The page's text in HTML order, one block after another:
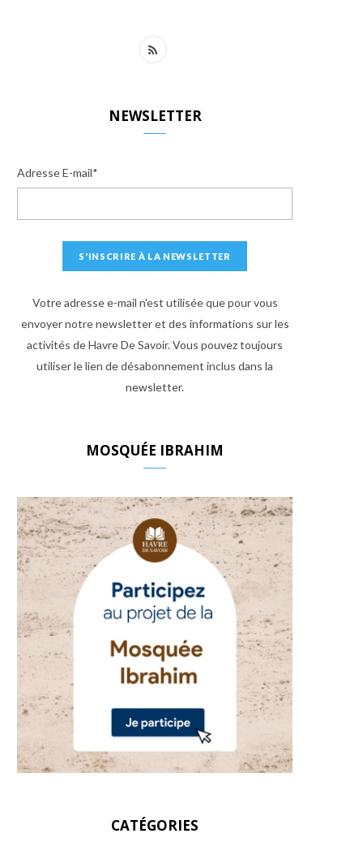
R
NEWSLETTER
Adresse E-mail*
Votre adresse e-mail n'est utilisée que pour vous
envoyer notre newsletter et des informations sur les
activités de Havre De Savoir. Vous pouvez toujours
utiliser le lien de désabonnement inclus dans la
newsletter.
MOSQUÉE IBRAHIM
CATÉGORIES